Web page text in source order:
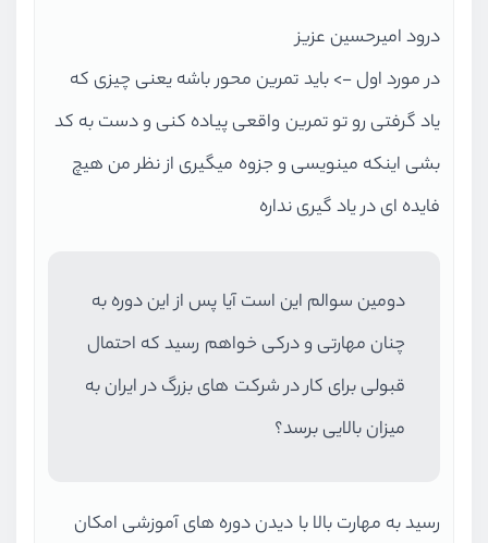
درود امیرحسین عزیز
در مورد اول -> باید تمرین محور باشه یعنی چیزی که
یاد گرفتی رو تو تمرین واقعی پیاده کنی و دست به کد
بشی اینکه مینویسی و جزوه میگیری از نظر من هیچ
فایده ای در یاد گیری نداره
دومین سوالم این است آیا پس از این دوره به
چنان مهارتی و درکی خواهم رسید که احتمال
قبولی برای کار در شرکت های بزرگ در ایران به
میزان بالایی برسد؟
رسید به مهارت بالا با دیدن دوره های آموزشی امکان